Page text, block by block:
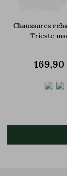
Chaussures
Trieste